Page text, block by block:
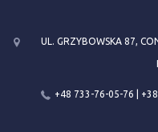
UL. GRZYBOWSKA 87,
+48 733-76-05-76 |